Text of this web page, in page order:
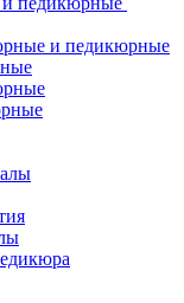
и педикюрные